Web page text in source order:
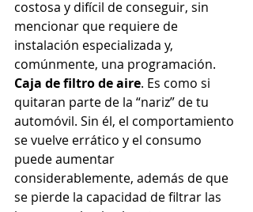
costosa y difícil de conseguir, sin
mencionar que requiere de
instalación especializada y,
comúnmente, una programación.
Caja de filtro de aire. Es como si
quitaran parte de la “nariz” de tu
automóvil. Sin él, el comportamiento
se vuelve errático y el consumo
puede aumentar
considerablemente, además de que
se pierde la capacidad de filtrar las